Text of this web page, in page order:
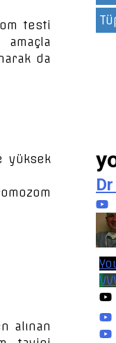
testi
amaçla
da
yüksek
alınan